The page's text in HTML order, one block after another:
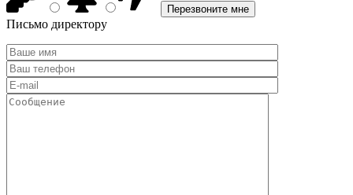
Письмо директору